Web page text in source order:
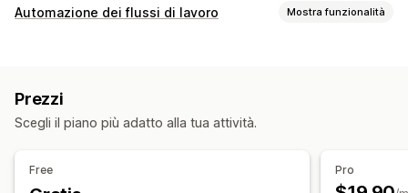
Tipi di documento
Documenti di trasporto
Resi
Personalizzazione
Colore e font
Automazione dei flussi di lavoro Mostra funzionalità
Tag dei prodotti
Prezzi
Scegli il piano più adatto alla tua attività.
Free Pro